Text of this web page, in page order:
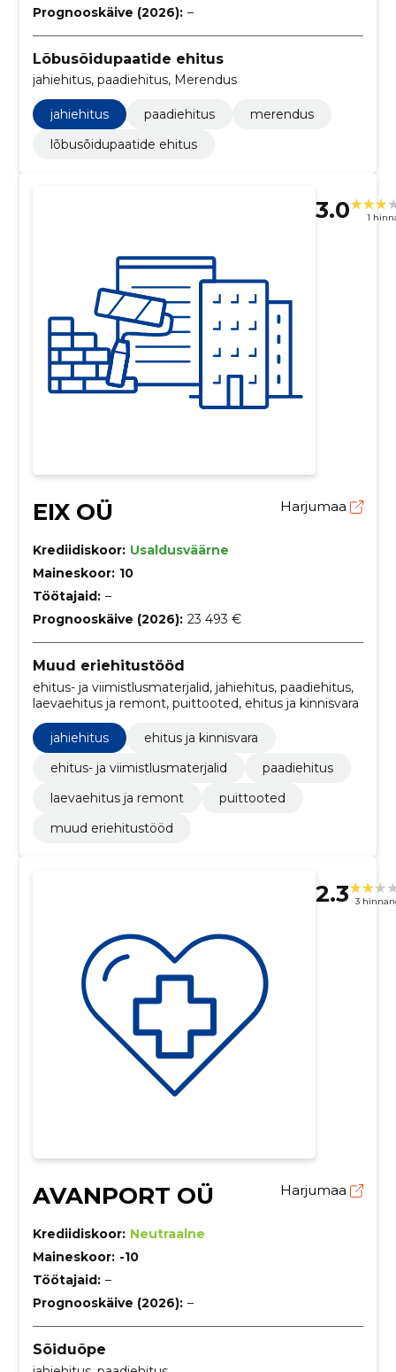
Prognooskäive (2026): –
Lõbusõidupaatide ehitus
jahiehitus, paadiehitus, Merendus
jahiehitus paadiehitus
merendus
lõbusõidupaatide ehitus
3.0 1
EIX OÜ Harjumaa
Krediidiskoor: Usaldusväärne
Maineskoor: 10
Töötajaid: –
Prognooskäive (2026): 23 493 €
Muud eriehitustööd
ehitus- ja viimistlusmaterjalid, jahiehitus, paadiehitus,
laevaehitus ja remont, puittooted, ehitus ja kinnisvara
jahiehitus
ehitus ja kinnisvara
ehitus- ja viimistlusmaterjalid
paadiehitus
laevaehitus ja remont
puittooted
muud eriehitustööd
2.3 3
AVANPORT OÜ Harjumaa
Krediidiskoor: Neutraalne
Maineskoor: -10
Töötajaid: –
Prognooskäive (2026): –
Sõiduõpe